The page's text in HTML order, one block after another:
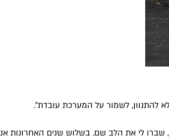
להתנוון, לשמור על המערכת עובדת״.
לי את הלב שם. בשלוש שנים האחרונות